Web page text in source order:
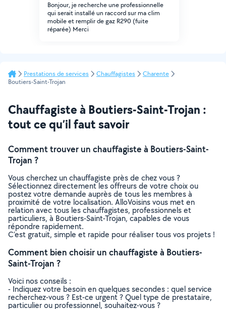
Bonjour, je recherche une professionnelle
qui serait installé un raccord sur ma clim
mobile et remplir de gaz R290 (fuite
réparée) Merci
Prestations de services Chauffagistes
Charente
Boutiers-Saint-Trojan
Chauffagiste à Boutiers-Saint-Trojan :
tout ce qu’il faut savoir
Comment trouver un chauffagiste à Boutiers-Saint-
Trojan ?
Vous cherchez un chauffagiste près de chez vous ?
Sélectionnez directement les offreurs de votre choix ou
postez votre demande auprès de tous les membres à
proximité de votre localisation. AlloVoisins vous met en
relation avec tous les chauffagistes, professionnels et
particuliers, à Boutiers-Saint-Trojan, capables de vous
répondre rapidement.
C’est gratuit, simple et rapide pour réaliser tous vos projets !
Comment bien choisir un chauffagiste à Boutiers-
Saint-Trojan ?
Voici nos conseils :
- Indiquez votre besoin en quelques secondes : quel service
recherchez-vous ? Est-ce urgent ? Quel type de prestataire,
particulier ou professionnel, souhaitez-vous ?